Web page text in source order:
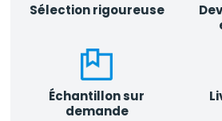
Sélection rigoureuse
Échantillon sur
demande